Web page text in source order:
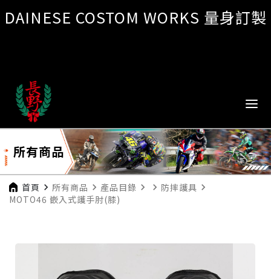
DAINESE COSTOM WORKS 量身訂製
所有商品
首頁 navigate_next 所有商品 navigate_next 產品目錄 navigate_next navigate_next 防摔護具 navigate_next
MOTO46 嵌入式護手肘(膝)